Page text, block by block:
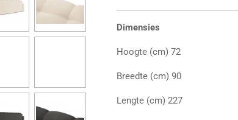
Dimensies
Hoogte (cm) 72
Breedte (cm) 90
Lengte (cm) 227